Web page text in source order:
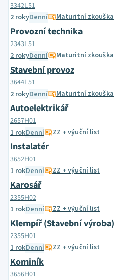
3342L51
2 rokyDenní Maturitní zkouška
Provozní technika
2343L51
2 rokyDenní Maturitní zkouška
Stavební provoz
3644L51
2 rokyDenní Maturitní zkouška
Autoelektrikář
2657H01
1 rokDenní ZZ + výuční list
Instalatér
3652H01
1 rokDenní ZZ + výuční list
Karosář
2355H02
1 rokDenní ZZ + výuční list
Klempíř (Stavební výroba)
2355H01
1 rokDenní ZZ + výuční list
Kominík
3656H01